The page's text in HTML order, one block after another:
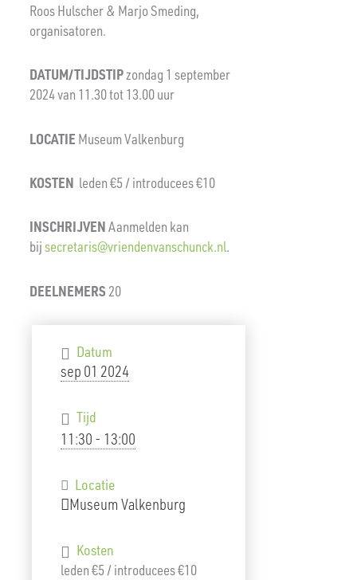
Roos Hulscher & Marjo Smeding,
organisatoren.
DATUM/TIJDSTIPzondag 1 september
2024 van 11.30 tot 13.00 uur
LOCATIE Museum Valkenburg
KOSTEN leden €5 / introducees €10
INSCHRIJVENAanmelden kan
bijsecretaris@vriendenvanschunck.nl.
DEELNEMERS 20
Datum
sep 01 2024
Tijd
11:30 - 13:00
Locatie
Museum Valkenburg
Kosten
leden €5 / introducees €10